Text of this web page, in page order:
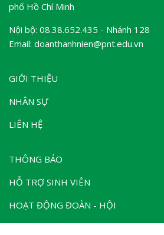
phố Hồ Chí Minh
Nội bộ: 08.38.652.435 - Nhánh 128
Email: doanthanhnien@pnt.edu.vn
GIỚI THIỆU
NHÂN SỰ
LIÊN HỆ
THÔNG BÁO
HỖ TRỢ SINH VIÊN
HOẠT ĐỘNG ĐOÀN - HỘI